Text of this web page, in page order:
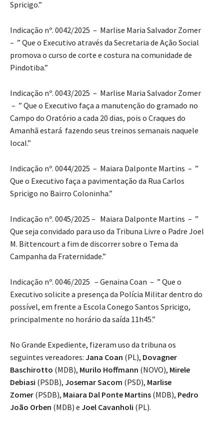
Spricigo.”
Indicação nº. 0042/2025 – Marlise Maria Salvador Zomer
– ” Que o Executivo através da Secretaria de Ação Social
promova o curso de corte e costura na comunidade de
Pindotiba.”
Indicação nº. 0043/2025 – Marlise Maria Salvador Zomer
– ” Que o Executivo faça a manutenção do gramado no
Campo do Oratório a cada 20 dias, pois o Craques do
Amanhã estará fazendo seus treinos semanais naquele
local.”
Indicação nº. 0044/2025 – Maiara Dalponte Martins – ”
Que o Executivo faça a pavimentação da Rua Carlos
Spricigo no Bairro Coloninha.”
Indicação nº. 0045/2025 – Maiara Dalponte Martins – ”
Que seja convidado para uso da Tribuna Livre o Padre Joel
M. Bittencourt a fim de discorrer sobre o Tema da
Campanha da Fraternidade.”
Indicação nº. 0046/2025 – Genaina Coan – ” Que o
Executivo solicite a presença da Polícia Militar dentro do
possível, em frente a Escola Conego Santos Spricigo,
principalmente no horário da saída 11h45.”
No Grande Expediente, fizeram uso da tribuna os
seguintes vereadores: Jana Coan (PL), Dovagner
Baschirotto (MDB), Murilo Hoffmann (NOVO), Mirele
Debiasi (PSDB), Josemar Sacom (PSD), Marlise
Zomer (PSDB), Maiara Dal Ponte Martins (MDB), Pedro
João Orben (MDB) e Joel Cavanholi (PL).